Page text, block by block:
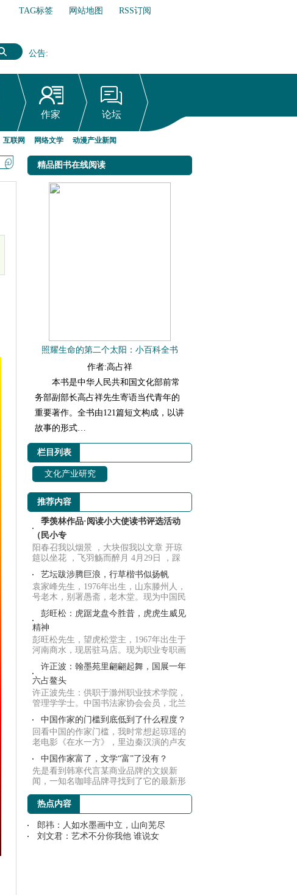
TAG标签 网站地图
RSS订阅
公告:
网络文学行业自律倡议书
作家 论坛
互联网 网络文学 动漫产业新闻
精品图书在线阅读
照耀生命的第二个太阳：小百科全书
作者:高占祥
本书是中华人民共和国文化部前常
务部副部长高占祥先生寄语当代青年的
重要著作。全书由121篇短文构成，以讲
故事的形式…
栏目列表
文化产业研究
推荐内容
季羡林作品·阅读小大使读书评选活动
（民小专
阳春召我以烟景 ，大块假我以文章 开琼
筵以坐花 ，飞羽觞而醉月 4月29日 ，踩
着正见阳...
艺坛跋涉腾巨浪，行草楷书似扬帆
袁家峰先生，1976年出生，山东滕州人，
号老木，别署愚斋，老木堂。现为中国民
主同盟盟...
彭旺松：虎踞龙盘今胜昔，虎虎生威见
精神
彭旺松先生，望虎松堂主，1967年出生于
河南商水，现居驻马店。现为职业专职画
家，中国...
许正波：翰墨苑里翩翩起舞，国展一年
六占鳌头
许正波先生：供职于滁州职业技术学院，
管理学学士。中国书法家协会会员，北兰
亭书友会...
中国作家的门槛到底低到了什么程度？
回看中国的作家门槛，我时常想起琼瑶的
老电影《在水一方》，里边秦汉演的卢友
文就以青...
中国作家富了，文学“富”了没有？
先是看到韩寒代言某商业品牌的文娱新
闻，一知名咖啡品牌寻找到了它的最新形
热点内容
郎祎：人如水墨画中立，山向芜尽
刘文君：艺术不分你我他 谁说女